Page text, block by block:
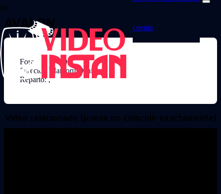
cuenta
AVALON
Formato: DVD
Director: Mamoru Oshii
Reparto: ,
Video relacionado (puede no coincidir exactamente)